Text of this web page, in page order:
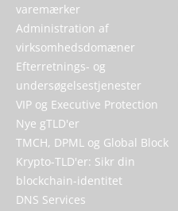
varemærker
Administration af
virksomhedsdomæner
Efterretnings- og
undersøgelsestjenester
VIP og Executive Protection
Nye gTLD'er
TMCH, DPML og Global Block
Krypto-TLD'er: Sikr din
blockchain-identitet
DNS Services